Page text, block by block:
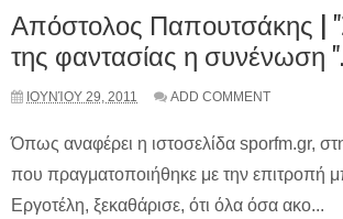
Απόστολος Παπουτσάκης |
της φαντασίας η συνένωση ".
ΙΟΥΝΊΟΥ 29, 2011 ADD COMMENT
Όπως αναφέρει η ιστοσελίδα sporfm.gr,
που πραγματοποιήθηκε με την επιτροπή
Εργοτέλη, ξεκαθάρισε, ότι όλα όσα ακο...